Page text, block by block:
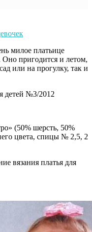
милое платьице
пригодится и летом,
или на прогулку, так и
детей №3/2012
(50% шерсть, 50%
цвета, спицы № 2,5, 2
вязания платья для